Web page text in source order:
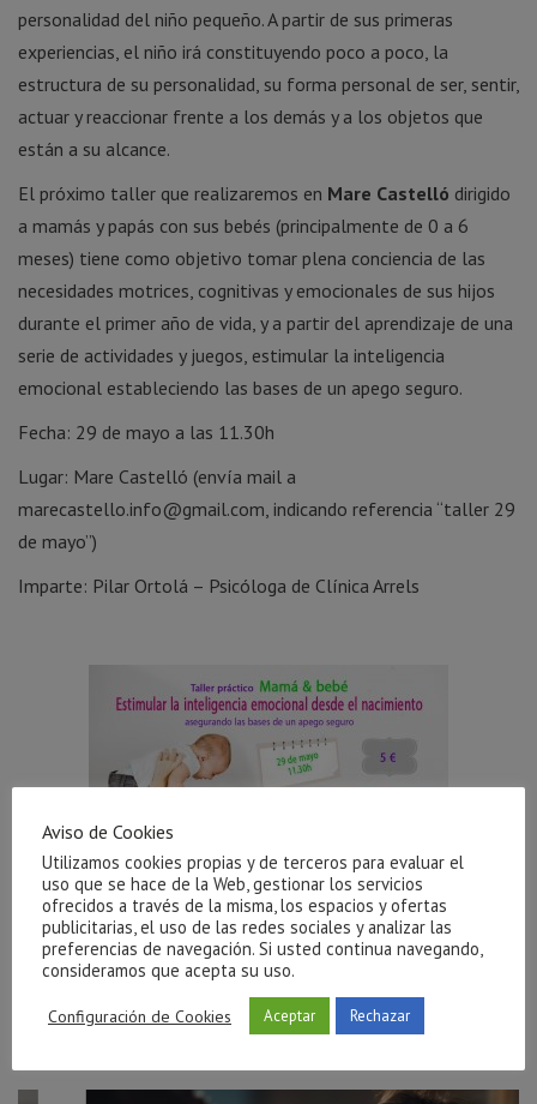
personalidad del niño pequeño. A partir de sus primeras
experiencias, el niño irá constituyendo poco a poco, la
estructura de su personalidad, su forma personal de ser, sentir,
actuar y reaccionar frente a los demás y a los objetos que
están a su alcance.
El próximo taller que realizaremos en Mare Castelló dirigido
a mamás y papás con sus bebés (principalmente de 0 a 6
meses) tiene como objetivo tomar plena conciencia de las
necesidades motrices, cognitivas y emocionales de sus hijos
durante el primer año de vida, y a partir del aprendizaje de una
serie de actividades y juegos, estimular la inteligencia
emocional estableciendo las bases de un apego seguro.
Fecha: 29 de mayo a las 11.30h
Lugar: Mare Castelló (envía mail a
marecastello.info@gmail.com, indicando referencia “taller 29
de mayo”)
Imparte: Pilar Ortolá – Psicóloga de Clínica Arrels
Publicaciones Relacionadas
Aviso de Cookies
Utilizamos cookies propias y de terceros para evaluar el
uso que se hace de la Web, gestionar los servicios
ofrecidos a través de la misma, los espacios y ofertas
publicitarias, el uso de las redes sociales y analizar las
preferencias de navegación. Si usted continua navegando,
consideramos que acepta su uso.
Configuración de Cookies Aceptar Rechazar